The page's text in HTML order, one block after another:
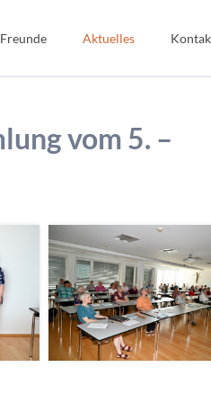
Aktuelles
Berichte
vom 5. –